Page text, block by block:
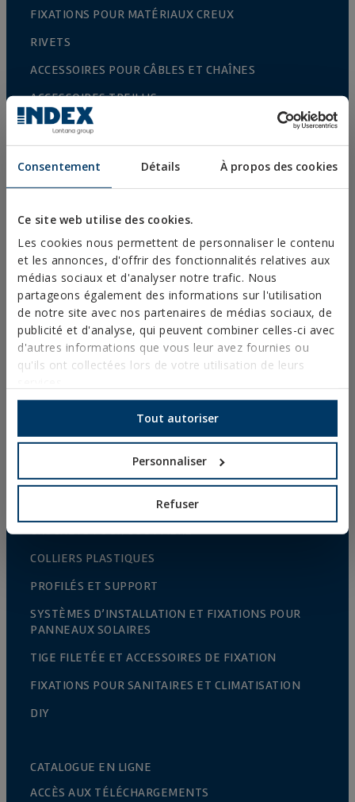
Consentement Détails À propos des cookies
Ce site web utilise des cookies.
Les cookies nous permettent de personnaliser le contenu
et les annonces, d'offrir des fonctionnalités relatives aux
médias sociaux et d'analyser notre trafic. Nous
partageons également des informations sur l'utilisation
de notre site avec nos partenaires de médias sociaux, de
publicité et d'analyse, qui peuvent combiner celles-ci avec
d'autres informations que vous leur avez fournies ou
qu'ils ont collectées lors de votre utilisation de leurs
Tout autoriser
Personnaliser
Refuser
FIXATIONS POUR MATÉRIAUX CREUX
RIVETS
ACCESSOIRES POUR CÂBLES ET CHAÎNES
ACCESSOIRES TREILLIS
CULTURE PROTÉGEES
FIXATION DIRECTE
VIS POUR TOITURES ET FAÇADES
VIS AUTO-PERCEUSES, FILETÉES À TÔLE ET PVC
VIS POUR BOIS
POINTES, PITONS ET CROCHETS
CONNECTEURS POUR BOIS
BOULONNERIE NORMALISÉE
FORETS, EMBOUTS ET ACCESSOIRES
COLLIERS MÉTALLIQUES LOURDS
COLLIERS MÉTALLIQUES LÉGERS
SYSTÈMES DE PROTECTION CONTRE LES INCENDIES
CROCHETS POUR GOUTTIÈRE
COLLIERS PLASTIQUES
PROFILÉS ET SUPPORT
SYSTÈMES D’INSTALLATION ET FIXATIONS POUR
PANNEAUX SOLAIRES
TIGE FILETÉE ET ACCESSOIRES DE FIXATION
FIXATIONS POUR SANITAIRES ET CLIMATISATION
DIY
CATALOGUE EN LIGNE
ACCÈS AUX TÉLÉCHARGEMENTS